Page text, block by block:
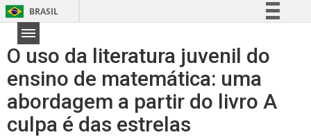
BRASIL
Comunica BR
Participe
Acesso à informação
O uso da literatura juvenil do
ensino de matemática: uma
abordagem a partir do livro A
culpa é das estrelas